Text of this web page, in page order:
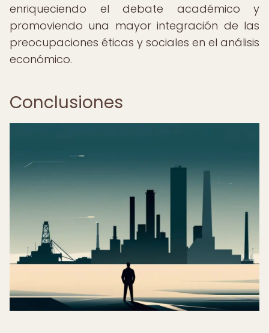
enriqueciendo el debate académico y
promoviendo una mayor integración de las
preocupaciones éticas y sociales en el análisis
económico.
Conclusiones